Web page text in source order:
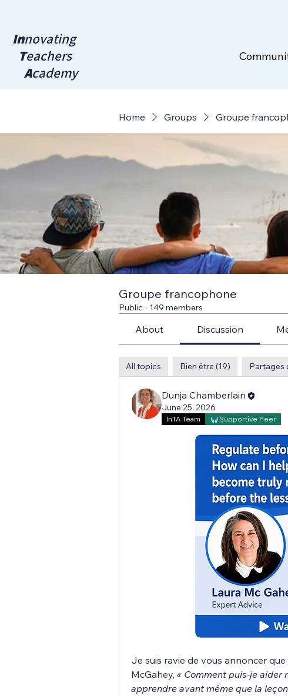
Innovating
Teachers
Academy
Home Groups Groupe
Groupe francophone
Public · 149 members
About Discussion
All topics Bien être (19) Partages
Dunja Chamberlain
June 25, 2026
InTA Team Supportive Peer
Je suis ravie de vous annoncer
McGahey, « Comment puis-je aider
apprendre avant même que la